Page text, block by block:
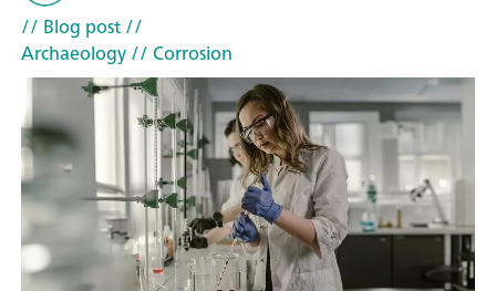
// Blog post//
Archaeology// Corrosion